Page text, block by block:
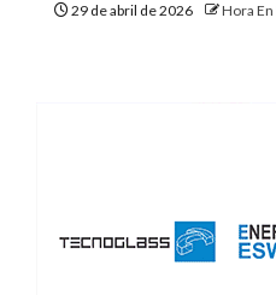
29 de abril de 2026 Hora